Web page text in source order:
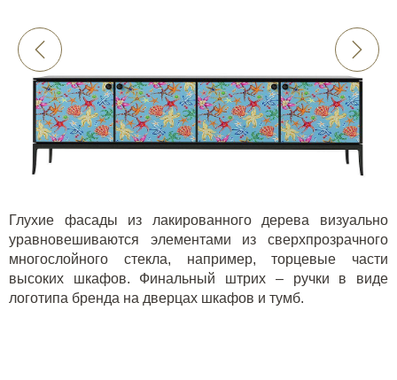
Глухие фасады из лакированного дерева визуально
уравновешиваются элементами из сверхпрозрачного
многослойного стекла, например, торцевые части
высоких шкафов. Финальный штрих – ручки в виде
логотипа бренда на дверцах шкафов и тумб.